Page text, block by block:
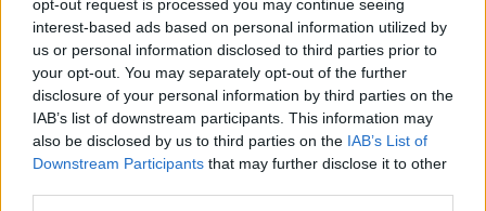
opt-out request is processed you may continue seeing
interest-based ads based on personal information utilized by
us or personal information disclosed to third parties prior to
your opt-out. You may separately opt-out of the further
disclosure of your personal information by third parties on the
IAB’s list of downstream participants. This information may
also be disclosed by us to third parties on the IAB’s List of
Downstream Participants that may further disclose it to other